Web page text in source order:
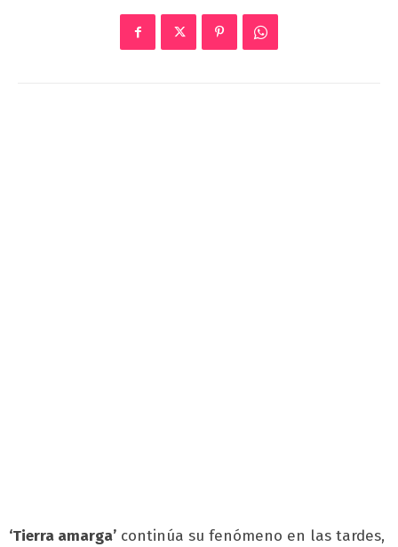
‘Tierra amarga’ continúa su fenómeno en las tardes,